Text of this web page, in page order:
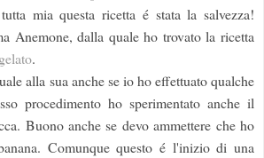
mia questa ricetta é stata la salvezza!
Anemone, dalla quale ho trovato la ricetta
.
alla sua anche se io ho effettuato qualche
procedimento ho sperimentato anche il
Buono anche se devo ammettere che ho
Comunque questo é l'inizio di una